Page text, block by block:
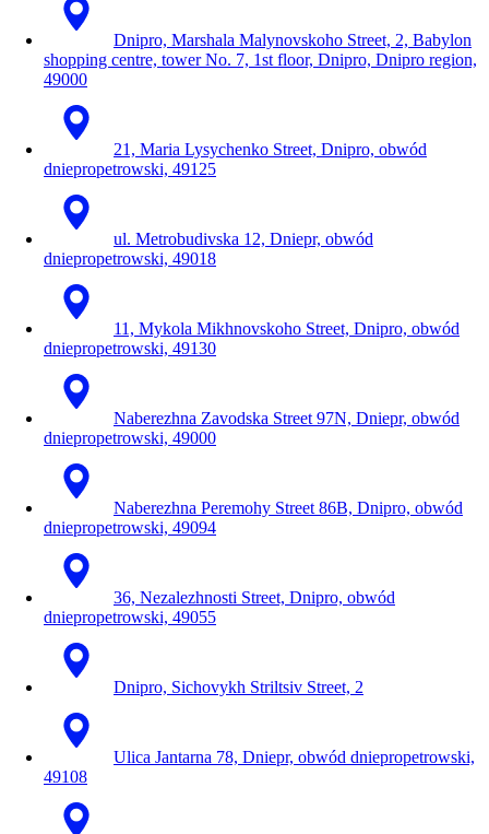
Dnipro, Marshala Malynovskoho Street, 2, Babylon
shopping centre, tower No. 7, 1st floor, Dnipro, Dnipro region,
49000
21, Maria Lysychenko Street, Dnipro, obwód
dniepropetrowski, 49125
ul. Metrobudivska 12, Dniepr, obwód
dniepropetrowski, 49018
11, Mykola Mikhnovskoho Street, Dnipro, obwód
dniepropetrowski, 49130
Naberezhna Zavodska Street 97N, Dniepr, obwód
dniepropetrowski, 49000
Naberezhna Peremohy Street 86B, Dnipro, obwód
dniepropetrowski, 49094
36, Nezalezhnosti Street, Dnipro, obwód
dniepropetrowski, 49055
Dnipro, Sichovykh Striltsiv Street, 2
Ulica Jantarna 78, Dniepr, obwód dniepropetrowski,
49108